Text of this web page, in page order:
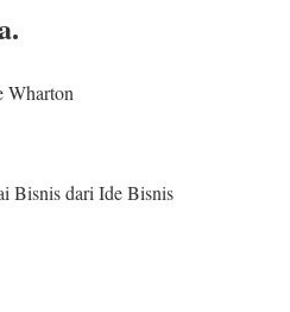
Wharton
Bisnis dari Ide Bisnis